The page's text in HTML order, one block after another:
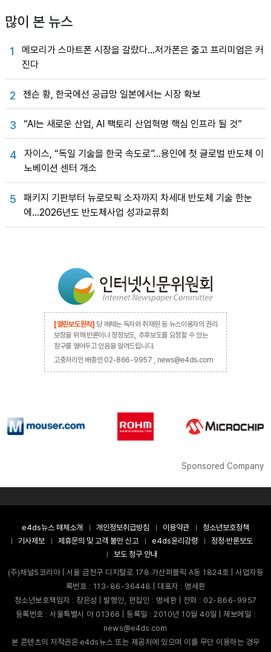
많이 본 뉴스
1
메모리가 스마트폰 시장을 갈랐다…저가폰은 줄고 프리미엄은 커
진다
2 젠슨 황, 한국에선 공급망 일본에서는 시장 확보
3 “AI는 새로운 산업, AI 팩토리 산업혁명 핵심 인프라 될 것”
4
자이스, “독일 기술을 한국 속도로”…용인에 첫 글로벌 반도체 이
노베이션 센터 개소
5
패키지 기판부터 뉴로모픽 소자까지 차세대 반도체 기술 한눈
에…2026년도 반도체사업 성과교류회
[열린보도원칙] 당 매체는 독자와 취재원 등 뉴스이용자의 권리
보장을 위해 반론이나 정정보도, 추후보도를 요청할 수 있는
창구를 열어두고 있음을 알려드립니다.
고충처리인 배종인 02-866-9957 , news@e4ds.com
Sponsored Company
e4ds뉴스 매체소개 개인정보취급방침 이용약관
청소년보호정책
기사제보
제휴문의 및 고객 불만 신고 e4ds윤리강령
정정·반론보도
보도 청구 안내
(주)채널5코리아 | 서울 금천구 디지털로 178 가산퍼블릭 A동 1824호 | 사업자등
록번호 : 113-86-36448 | 대표자 : 명세환
청소년보호책임자 : 장은성 | 발행인, 편집인 : 명세환 | 전화 : 02-866-9957
등록번호 : 서울특별시 아 01366 | 등록일 : 2010년 10월 40일 | 제보메일 :
news@e4ds.com
본 콘텐츠의 저작권은 e4ds뉴스 또는 제공처에 있으며 이를 무단 이용하는 경우